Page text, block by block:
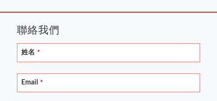
聯絡我們
姓名 *
Email *